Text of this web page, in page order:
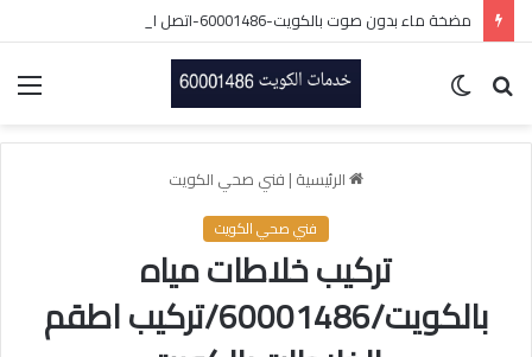
مضخة ماء بدون صوت بالكويت-60001486-اتصل الان
بحث
الرئيسية | فني صحي الكويت
فني صحي الكويت
تركيب خلاطات مياه
بالكويت/60001486/تركيب اطقم